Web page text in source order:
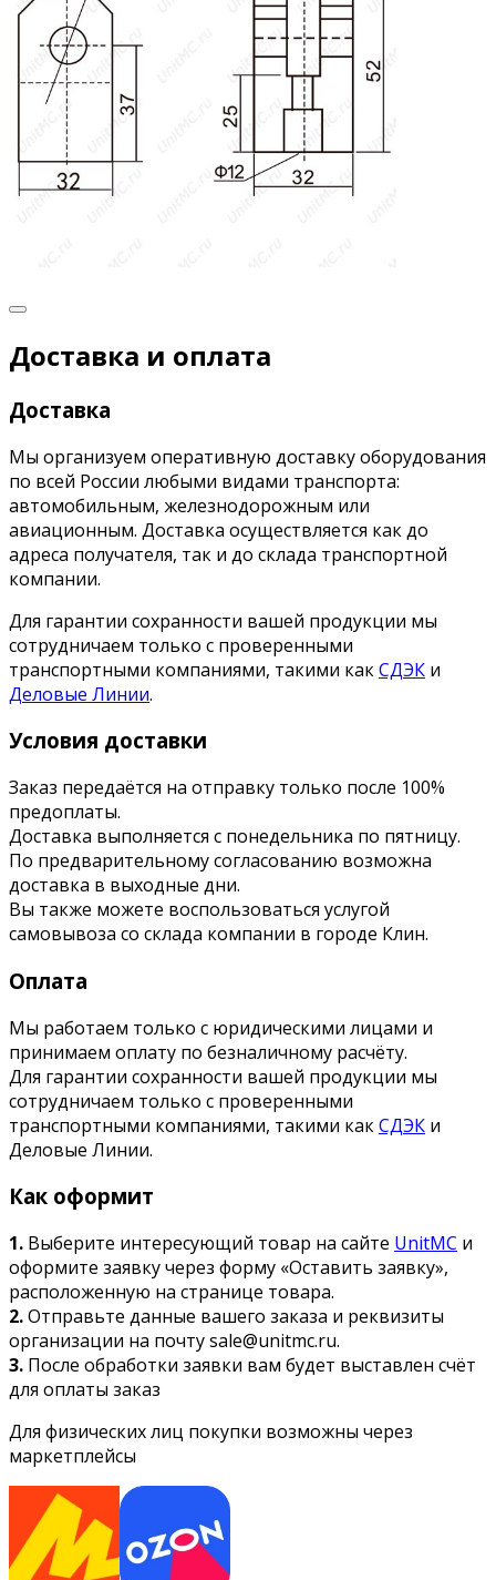
Доставка и оплата
Доставка
Мы организуем оперативную доставку оборудования
по всей России любыми видами транспорта:
автомобильным, железнодорожным или
авиационным. Доставка осуществляется как до
адреса получателя, так и до склада транспортной
компании.
Для гарантии сохранности вашей продукции мы
сотрудничаем только с проверенными
транспортными компаниями, такими какСДЭК и
Деловые Линии.
Условия доставки
Заказ передаётся на отправку только после 100%
предоплаты.
Доставка выполняется с понедельника по пятницу.
По предварительному согласованию возможна
доставка в выходные дни.
Вы также можете воспользоваться услугой
самовывоза со склада компании в городе Клин.
Оплата
Мы работаем только с юридическими лицами и
принимаем оплату по безналичному расчёту.
Для гарантии сохранности вашей продукции мы
сотрудничаем только с проверенными
транспортными компаниями, такими какСДЭК и
Деловые Линии.
Как оформит
1. Выберите интересующий товар на сайте UnitMC и
оформите заявку через форму «Оставить заявку»,
расположенную на странице товара.
2.Отправьте данные вашего заказа и реквизиты
организации на почту sale@unitmc.ru.
3. После обработки заявки вам будет выставлен счёт
для оплаты заказ
Для физических лиц покупки возможны через
маркетплейсы